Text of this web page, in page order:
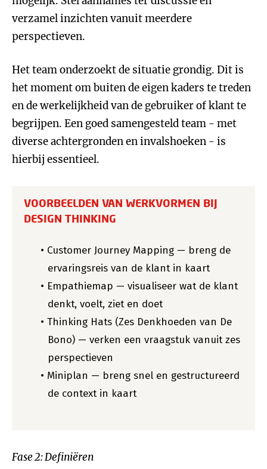
verzamel inzichten vanuit meerdere
perspectieven.
Het team onderzoekt de situatie grondig. Dit is
het moment om buiten de eigen kaders te treden
en de werkelijkheid van de gebruiker of klant te
begrijpen. Een goed samengesteld team - met
diverse achtergronden en invalshoeken - is
hierbij essentieel.
VOORBEELDEN VAN WERKVORMEN BIJ
DESIGN THINKING
Customer Journey Mapping — breng de
ervaringsreis van de klant in kaart
Empathiemap — visualiseer wat de klant
denkt, voelt, ziet en doet
Thinking Hats (Zes Denkhoeden van De
Bono) — verken een vraagstuk vanuit zes
perspectieven
Miniplan — breng snel en gestructureerd
de context in kaart
Fase 2: Definiëren